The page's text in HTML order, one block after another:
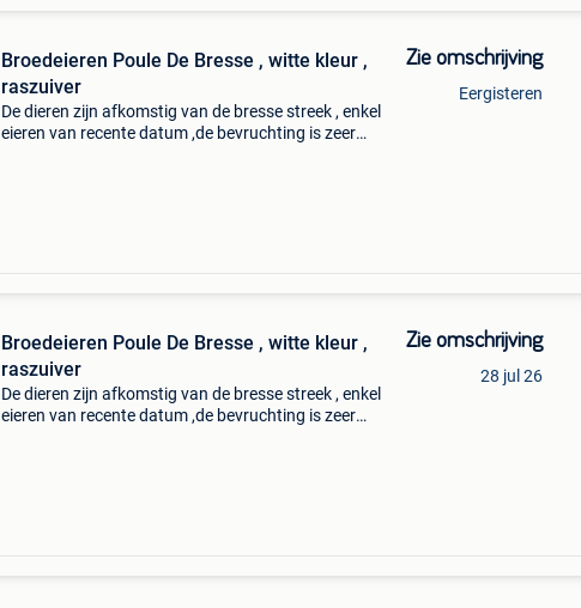
Broedeieren Poule De Bresse , witte kleur ,
raszuiver
De dieren zijn afkomstig van de bresse streek , enkel
eieren van recente datum ,de bevruchting is zeer
Zie omschrijving
Eergisteren
Broedeieren Poule De Bresse , witte kleur ,
raszuiver
De dieren zijn afkomstig van de bresse streek , enkel
eieren van recente datum ,de bevruchting is zeer
Zie omschrijving
28 jul 26